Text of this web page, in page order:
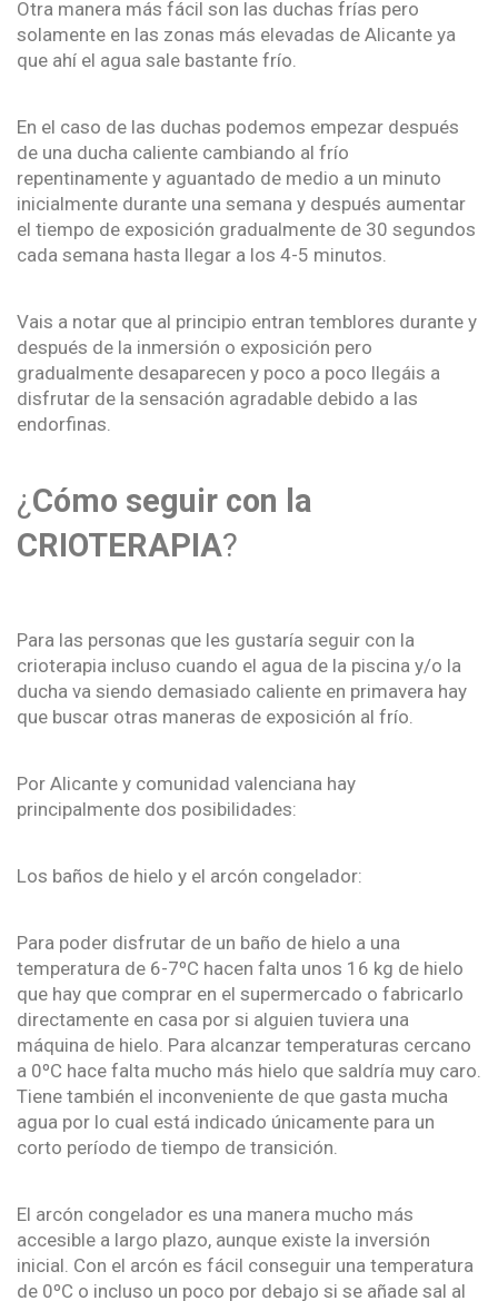
Otra manera más fácil son las duchas frías pero
solamente en las zonas más elevadas de Alicante ya
que ahí el agua sale bastante frío.
En el caso de las duchas podemos empezar después
de una ducha caliente cambiando al frío
repentinamente y aguantado de medio a un minuto
inicialmente durante una semana y después aumentar
el tiempo de exposición gradualmente de 30 segundos
cada semana hasta llegar a los 4-5 minutos.
Vais a notar que al principio entran temblores durante y
después de la inmersión o exposición pero
gradualmente desaparecen y poco a poco llegáis a
disfrutar de la sensación agradable debido a las
endorfinas.
¿ Cómo seguir con la
CRIOTERAPIA?
Para las personas que les gustaría seguir con la
crioterapia incluso cuando el agua de la piscina y/o la
ducha va siendo demasiado caliente en primavera hay
que buscar otras maneras de exposición al frío.
Por Alicante y comunidad valenciana hay
principalmente dos posibilidades:
Los baños de hielo y el arcón congelador:
Para poder disfrutar de un baño de hielo a una
temperatura de 6-7ºC hacen falta unos 16 kg de hielo
que hay que comprar en el supermercado o fabricarlo
directamente en casa por si alguien tuviera una
máquina de hielo. Para alcanzar temperaturas cercano
a 0ºC hace falta mucho más hielo que saldría muy caro.
Tiene también el inconveniente de que gasta mucha
agua por lo cual está indicado únicamente para un
corto período de tiempo de transición.
El arcón congelador es una manera mucho más
accesible a largo plazo, aunque existe la inversión
inicial. Con el arcón es fácil conseguir una temperatura
de 0ºC o incluso un poco por debajo si se añade sal al